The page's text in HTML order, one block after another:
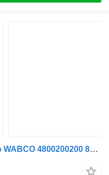
Válvula de controlo de travão WABCO 4800200200 8152130 6304 4800200280 para camião tractor MAN TGX/ TGL/ TGM